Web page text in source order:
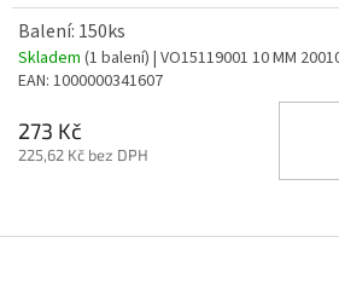
Balení: 150ks
Skladem (1 balení) | VO15119001 10 MM
EAN: 1000000341607
273 Kč
225,62 Kč bez DPH